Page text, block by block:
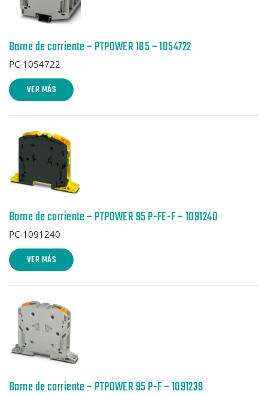
Borne de corriente – PTPOWER 185 – 1054722
PC-1054722
VER MÁS
Borne de corriente – PTPOWER 95 P-FE-F – 1091240
PC-1091240
VER MÁS
Borne de corriente – PTPOWER 95 P-F – 1091239